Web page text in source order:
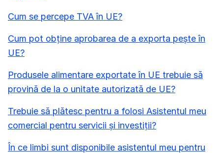
Cum se percepe TVA în UE?
Cum pot obține aprobarea de a exporta pește în
UE?
Produsele alimentare exportate în UE trebuie să
provină de la o unitate autorizată de UE?
Trebuie să plătesc pentru a folosi Asistentul meu
comercial pentru servicii și investiții?
În ce limbi sunt disponibile asistentul meu pentru